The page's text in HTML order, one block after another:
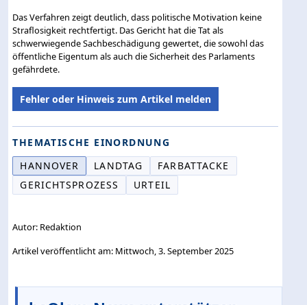
Das Verfahren zeigt deutlich, dass politische Motivation keine
Straflosigkeit rechtfertigt. Das Gericht hat die Tat als
schwerwiegende Sachbeschädigung gewertet, die sowohl das
öffentliche Eigentum als auch die Sicherheit des Parlaments
gefährdete.
Fehler oder Hinweis zum Artikel melden
THEMATISCHE EINORDNUNG
HANNOVER
LANDTAG
FARBATTACKE
GERICHTSPROZESS
URTEIL
Autor: Redaktion
Artikel veröffentlicht am: Mittwoch, 3. September 2025